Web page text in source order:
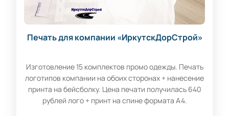
Печать для компании «ИркутскДорСтрой»
Изготовление 15 комплектов промо одежды. Печать
логотипов компании на обоих сторонах + нанесение
принта на бейсболку. Цена печати получилась 640
рублей лого + принт на спине формата А4.